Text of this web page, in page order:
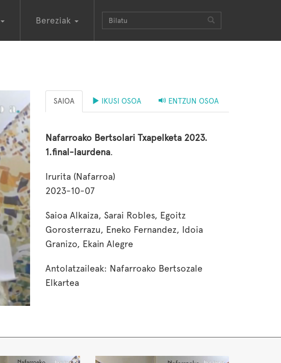
Bereziak
SAIOA IKUSI OSOA ENTZUN OSOA
Nafarroako Bertsolari Txapelketa 2023.
1.final-laurdena.
Irurita (Nafarroa)
2023-10-07
Saioa Alkaiza, Sarai Robles, Egoitz
Gorosterrazu, Eneko Fernandez, Idoia
Granizo, Ekain Alegre
Antolatzaileak: Nafarroako Bertsozale
Elkartea